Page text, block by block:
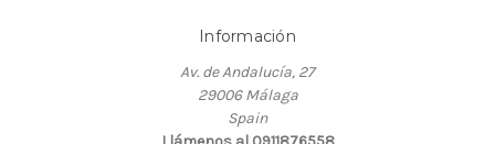
Información
Av. de Andalucía, 27
29006 Málaga
Spain